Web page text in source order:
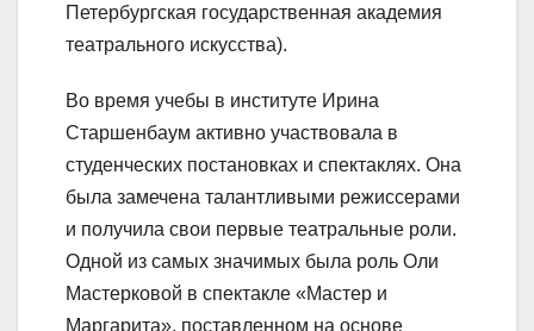
Петербургская государственная академия
театрального искусства).
Во время учебы в институте Ирина
Старшенбаум активно участвовала в
студенческих постановках и спектаклях. Она
была замечена талантливыми режиссерами
и получила свои первые театральные роли.
Одной из самых значимых была роль Оли
Мастерковой в спектакле «Мастер и
Маргарита», поставленном на основе